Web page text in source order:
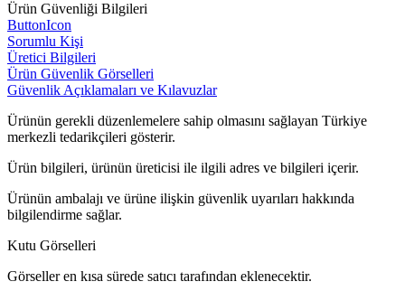
Ürün Güvenliği Bilgileri
ButtonIcon
Sorumlu Kişi
Üretici Bilgileri
Ürün Güvenlik Görselleri
Güvenlik Açıklamaları ve Kılavuzlar
Ürünün gerekli düzenlemelere sahip olmasını sağlayan Türkiye
merkezli tedarikçileri gösterir.
Ürün bilgileri, ürünün üreticisi ile ilgili adres ve bilgileri içerir.
Ürünün ambalajı ve ürüne ilişkin güvenlik uyarıları hakkında
bilgilendirme sağlar.
Kutu Görselleri
Görseller en kısa sürede satıcı tarafından eklenecektir.